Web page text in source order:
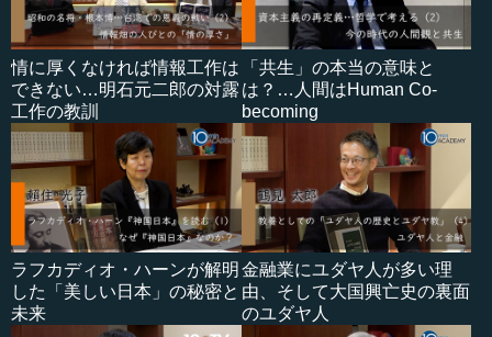
情に厚くなければ情報工作は
できない…明石元二郎の対露
工作の教訓
「共生」の本当の意味と
は？…人間はHuman Co-
becoming
ラフカディオ・ハーンが解明
した「美しい日本」の秘密と
未来
金融業にユダヤ人が多い理
由、そして大国興亡史の裏面
のユダヤ人